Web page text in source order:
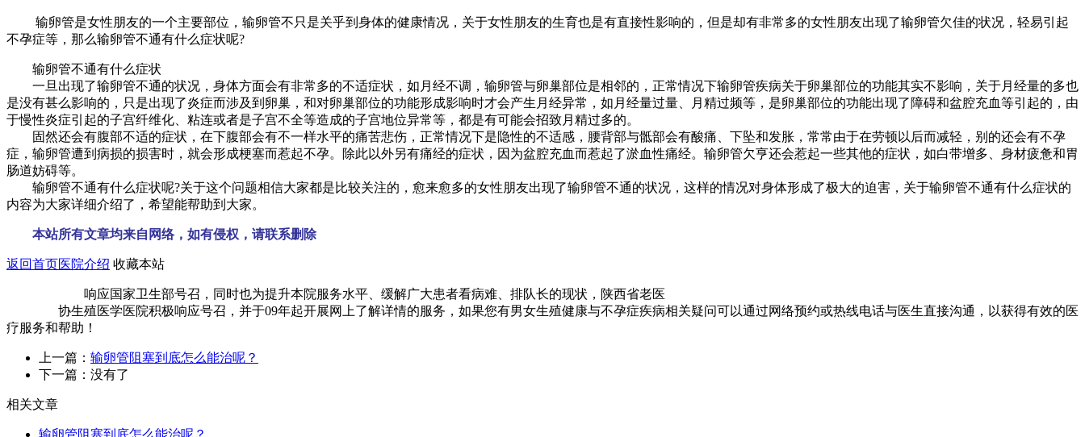
输卵管是女性朋友的一个主要部位，输卵管不只是关乎到身体的健康情况，关于女性朋友的生育也是有直接性影响的，但是却有非常多的女性朋友出现了输卵管欠佳的状况，轻易引起
不孕症等，那么输卵管不通有什么症状呢?
输卵管不通有什么症状
一旦出现了输卵管不通的状况，身体方面会有非常多的不适症状，如月经不调，输卵管与卵巢部位是相邻的，正常情况下输卵管疾病关于卵巢部位的功能其实不影响，关于月经量的多也
是没有甚么影响的，只是出现了炎症而涉及到卵巢，和对卵巢部位的功能形成影响时才会产生月经异常，如月经量过量、月精过频等，是卵巢部位的功能出现了障碍和盆腔充血等引起的，由
于慢性炎症引起的子宫纤维化、粘连或者是子宫不全等造成的子宫地位异常等，都是有可能会招致月精过多的。
固然还会有腹部不适的症状，在下腹部会有不一样水平的痛苦悲伤，正常情况下是隐性的不适感，腰背部与骶部会有酸痛、下坠和发胀，常常由于在劳顿以后而减轻，别的还会有不孕
症，输卵管遭到病损的损害时，就会形成梗塞而惹起不孕。除此以外另有痛经的症状，因为盆腔充血而惹起了淤血性痛经。输卵管欠亨还会惹起一些其他的症状，如白带增多、身材疲惫和胃
肠道妨碍等。
输卵管不通有什么症状呢?关于这个问题相信大家都是比较关注的，愈来愈多的女性朋友出现了输卵管不通的状况，这样的情况对身体形成了极大的迫害，关于输卵管不通有什么症状的
内容为大家详细介绍了，希望能帮助到大家。
本站所有文章均来自网络，如有侵权，请联系删除
返回首页医院介绍 收藏本站
响应国家卫生部号召，同时也为提升本院服务水平、缓解广大患者看病难、排队长的现状，陕西省老医
协生殖医学医院积极响应号召，并于09年起开展网上了解详情的服务，如果您有男女生殖健康与不孕症疾病相关疑问可以通过网络预约或热线电话与医生直接沟通，以获得有效的医
疗服务和帮助！
上一篇： 输卵管阻塞到底怎么能治呢？
下一篇：没有了
相关文章
输卵管阻塞到底怎么能治呢？